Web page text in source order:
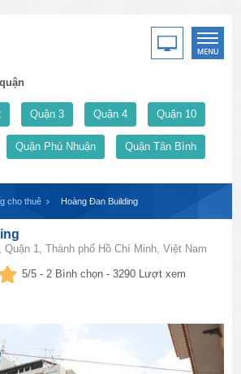
Quận 3 Quận 4 Quận 10
Quận Phú Nhuận Quận Tân Bình
cho thuê Hoàng Đan Building
Quận 1, Thành phố Hồ Chí Minh, Việt Nam
5/5 -2 Bình chọn - 3290 Lượt xem